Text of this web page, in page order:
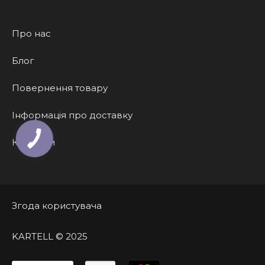
Про нас
Блог
Повернення товару
Інформація про доставку
Контакти
Згода користувача
KARTELL © 2025
КНОПКА
ЗВ'ЯЗКУ